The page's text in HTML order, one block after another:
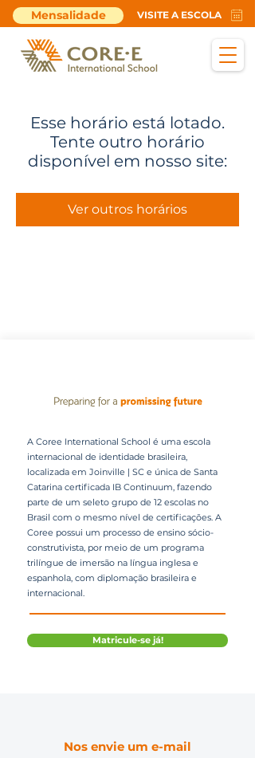
Mensalidade VISITE A ESCOLA
Esse horário está lotado.
Tente outro horário
disponível em nosso site:
Ver outros horários
A Coree International School é uma escola
internacional de identidade brasileira,
localizada em Joinville | SC e única de Santa
Catarina certificada IB Continuum, fazendo
parte de um seleto grupo de 12 escolas no
Brasil com o mesmo nível de certificações. A
Coree possui um processo de ensino sócio-
construtivista, por meio de um programa
trilíngue de imersão na língua inglesa e
espanhola, com diplomação brasileira e
internacional.
Matricule-se já!
Nos envie um e-mail